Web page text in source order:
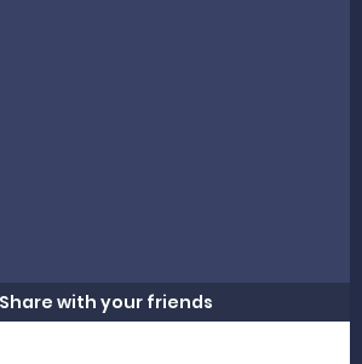
Share with your friends